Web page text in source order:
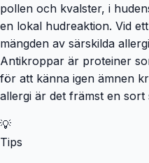
pollen och kvalster, i
en lokal hudreaktion. Vid ett
mängden av särskilda
Antikroppar är proteiner
för att känna igen ämnen
allergi är det främst en sort
💡
Tips